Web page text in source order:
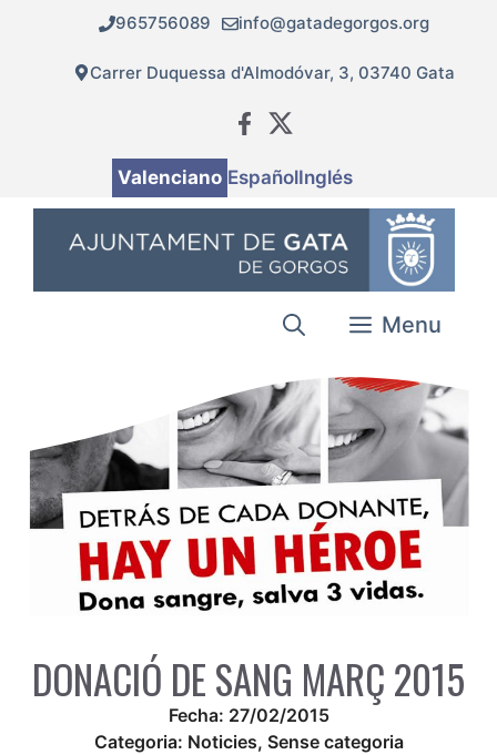
contingut
965756089 info@gatadegorgos.org
Carrer Duquessa d'Almodóvar, 3, 03740 Gata
Valenciano EspañolInglés
Menu
DONACIÓ DE SANG MARÇ 2015
Fecha: 27/02/2015
Categoria: Noticies, Sense categoria